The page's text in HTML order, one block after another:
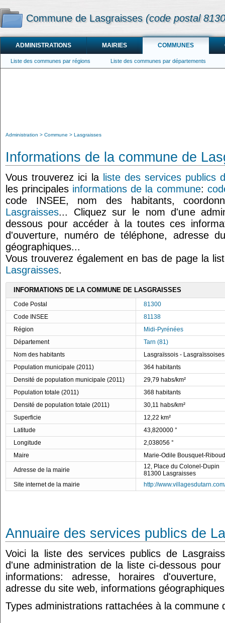
Commune de Lasgraisses (code postal
ADMINISTRATIONS MAIRIES COMMUNES
Liste des communes par régions Liste des communes par départements
Administration Commune Lasgraisses
Informations de la commune de
Vous trouverez ici la liste des services publics
les principales informations de la commune:
code INSEE, nom des habitants,
Lasgraisses... Cliquez sur le nom d'une
dessous pour accéder à la toutes ces
d'ouverture, numéro de téléphone, adresse
géographiques...
Vous trouverez également en bas de page la
Lasgraisses.
INFORMATIONS DE LA COMMUNE DE LASGRAISSES
Code Postal
81300
Code INSEE
81138
Région
Midi-Pyrénées
Département
Tarn (81)
Nom des habitants
Lasgraïssois - Lasgraïssoises
Population municipale (2011)
364 habitants
Densité de population municipale (2011)
29,79 habs/km²
Population totale (2011)
368 habitants
Densité de population totale (2011)
30,11 habs/km²
Superficie
12,22 km²
Latitude
43,820000 °
Longitude
2,038056 °
Maire
Marie-Odile Bousquet-Riboud
Adresse de la mairie
12, Place du Colonel-Dupin
81300 Lasgraisses
Site internet de la mairie
http://
Annuaire des services publics de
Voici la liste des services publics de
d'une administration de la liste ci-dessous
informations: adresse, horaires
adresse du site web, informations
Types administrations rattachées à la commune